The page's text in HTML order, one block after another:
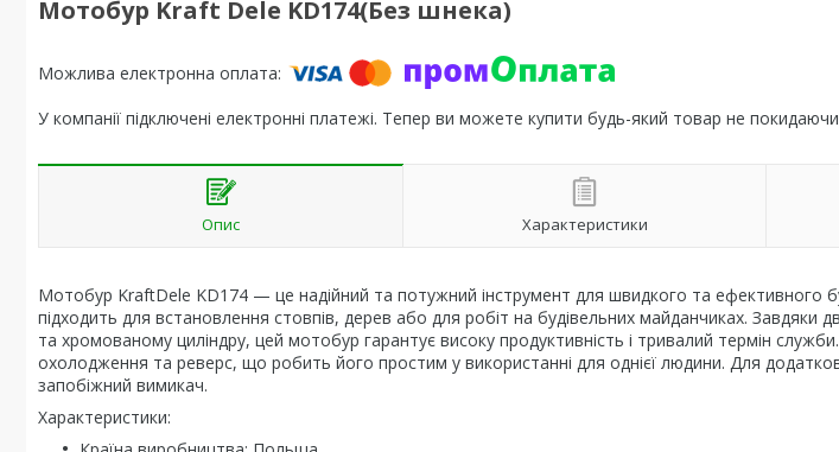
Мотобур Kraft Dele KD174(Без шнека)
У компанії підключені електронні платежі. Тепер ви можете купити будь-який товар не
Опис Характеристики
Мотобур KraftDele KD174 — це надійний та потужний інструмент для швидкого та ефективного
підходить для встановлення стовпів, дерев або для робіт на будівельних майданчиках. Завдяки
та хромованому циліндру, цей мотобур гарантує високу продуктивність і тривалий термін
охолодження та реверс, що робить його простим у використанні для однієї людини. Для
запобіжний вимикач.
Характеристики: